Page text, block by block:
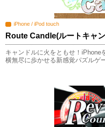
iPhone / iPod touch
Route Candle(ルートキャ
キャンドルに火をともせ！iPhone
横無尽に歩かせる新感覚パズルゲ